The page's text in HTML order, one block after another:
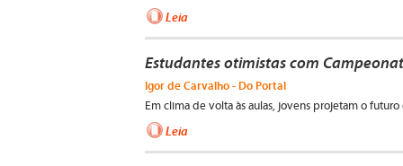
Leia
Estudantes otimistas com
Igor de Carvalho - Do Portal
Em clima de volta às aulas, jovens projetam o
Leia